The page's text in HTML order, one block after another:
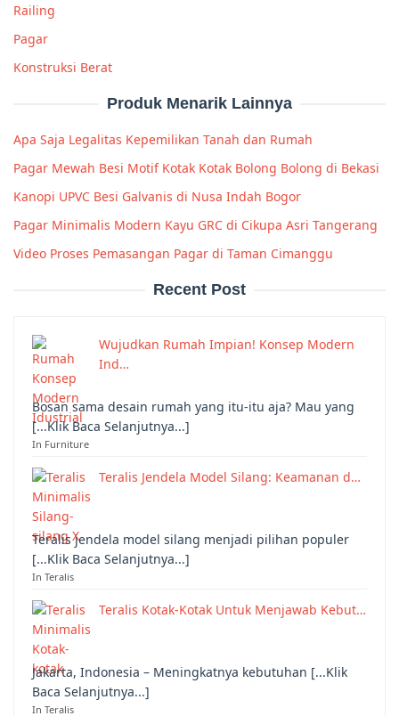
Railing
Pagar
Konstruksi Berat
Produk Menarik Lainnya
Apa Saja Legalitas Kepemilikan Tanah dan Rumah
Pagar Mewah Besi Motif Kotak Kotak Bolong Bolong di Bekasi
Kanopi UPVC Besi Galvanis di Nusa Indah Bogor
Pagar Minimalis Modern Kayu GRC di Cikupa Asri Tangerang
Video Proses Pemasangan Pagar di Taman Cimanggu
Recent Post
Wujudkan Rumah Impian! Konsep Modern
Ind…
Bosan sama desain rumah yang itu-itu aja? Mau yang
[...Klik Baca Selanjutnya...]
In Furniture
Teralis Jendela Model Silang: Keamanan d…
Teralis jendela model silang menjadi pilihan populer
[...Klik Baca Selanjutnya...]
In Teralis
Teralis Kotak-Kotak Untuk Menjawab Kebut…
Jakarta, Indonesia – Meningkatnya kebutuhan [...Klik
Baca Selanjutnya...]
In Teralis